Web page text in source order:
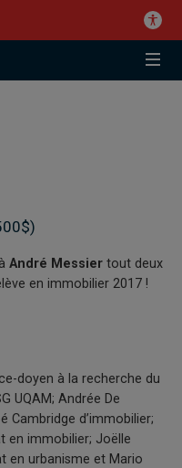
André Messier tout deux
en immobilier 2017 !
doyen à la recherche du
UQAM; Andrée De
Cambridge d’immobilier;
en immobilier; Joëlle
en urbanisme et Mario